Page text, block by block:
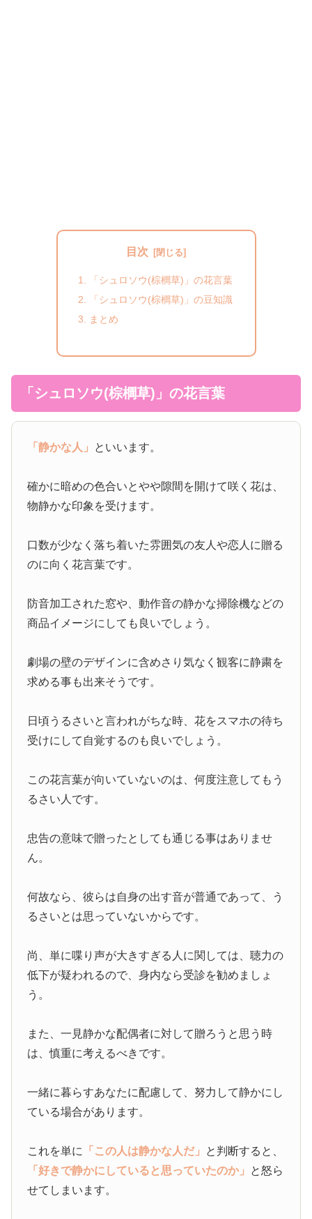
目次
「シュロソウ(棕櫚草)」の花言葉
「シュロソウ(棕櫚草)」の豆知識
まとめ
「シュロソウ(棕櫚草)」の花言葉
「静かな人」 といいます。
確かに暗めの色合いとやや隙間を開けて咲く花は、
物静かな印象を受けます。
口数が少なく落ち着いた雰囲気の友人や恋人に贈る
のに向く花言葉です。
防音加工された窓や、動作音の静かな掃除機などの
商品イメージにしても良いでしょう。
劇場の壁のデザインに含めさり気なく観客に静粛を
求める事も出来そうです。
日頃うるさいと言われがちな時、花をスマホの待ち
受けにして自覚するのも良いでしょう。
この花言葉が向いていないのは、何度注意してもう
るさい人です。
忠告の意味で贈ったとしても通じる事はありませ
ん。
何故なら、彼らは自身の出す音が普通であって、う
るさいとは思っていないからです。
尚、単に喋り声が大きすぎる人に関しては、聴力の
低下が疑われるので、身内なら受診を勧めましょ
う。
また、一見静かな配偶者に対して贈ろうと思う時
は、慎重に考えるべきです。
一緒に暮らすあなたに配慮して、努力して静かにし
ている場合があります。
これを単に 「この人は静かな人だ」 と判断すると、
「好きで静かにしていると思っていたのか」 と怒ら
せてしまいます。